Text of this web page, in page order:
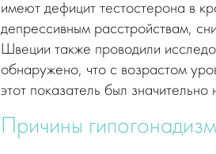
имеют дефицит тестостерона в
депрессивным расстройствам,
Швеции также проводили
обнаружено, что с возрастом
этот показатель был
Причины